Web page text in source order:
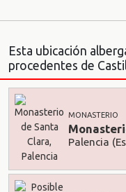
Esta ubicación
procedentes de
MONASTERIO
Palencia